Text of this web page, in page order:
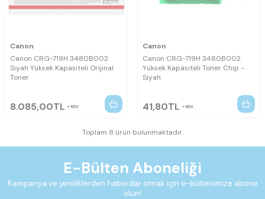
Canon
Canon CRG-719H 3480B002
Siyah Yüksek Kapasiteli Orijinal
Toner
8.085,00TL KDV
Canon
Canon CRG-719H 3480B002
Yüksek Kapasiteli Toner Chip -
Siyah
41,80TL KDV
Toplam 8 ürün bulunmaktadır.
E-Bülten Aboneliği
Kampanya ve yeniliklerden haberdar olmak için e-bültenimize abone
olun!